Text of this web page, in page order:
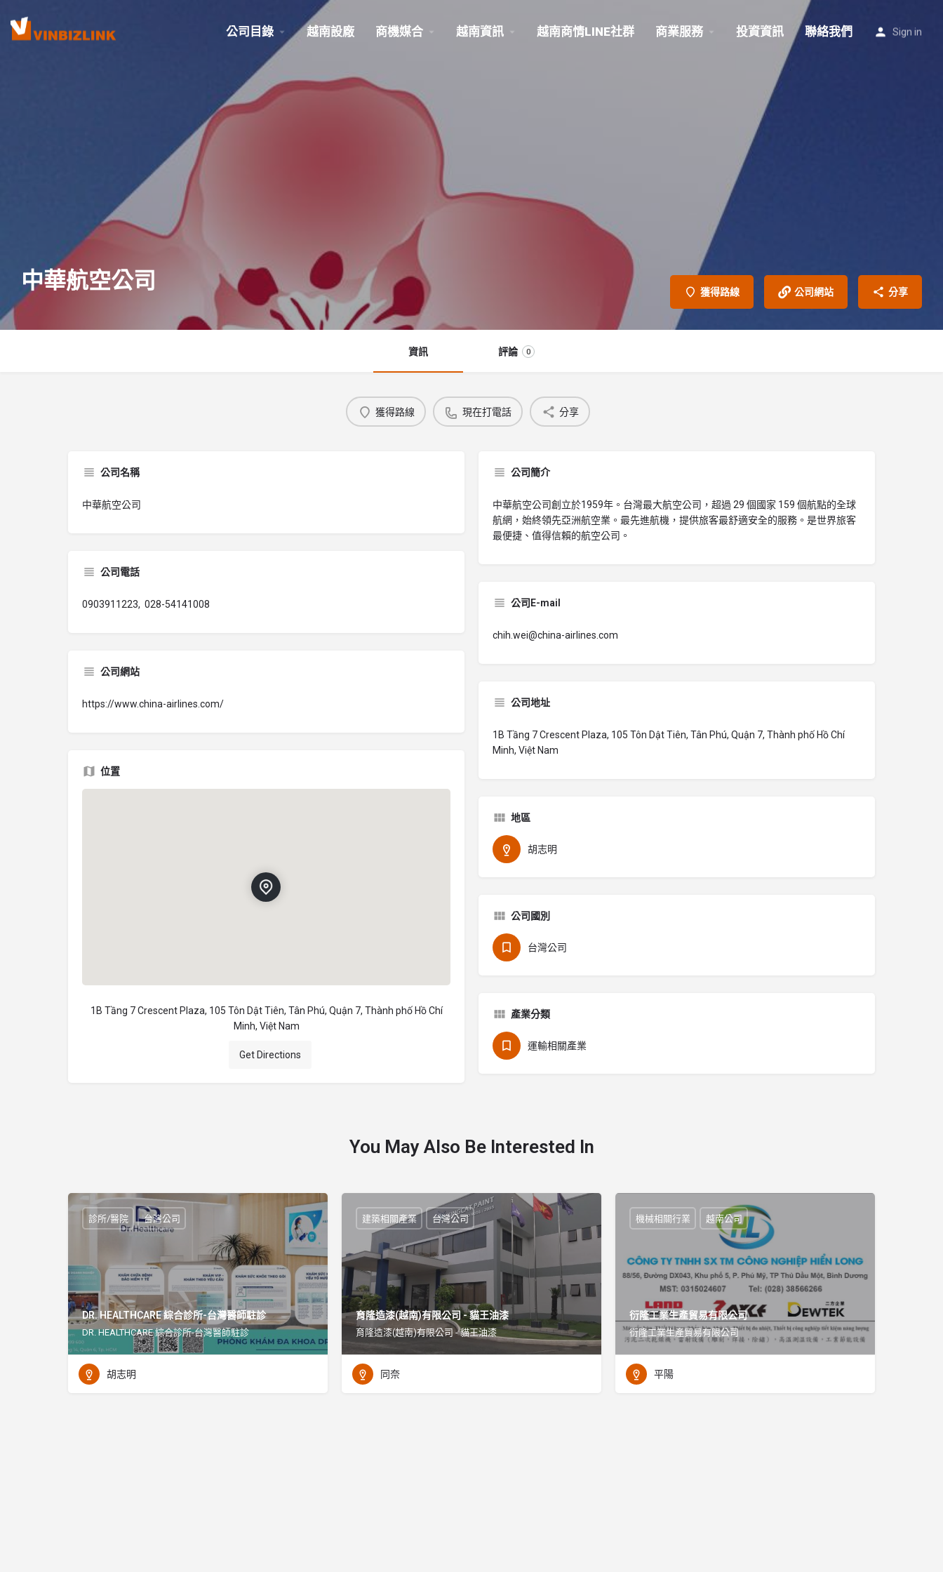
公司目錄 越南設廠 商機媒合 越南資訊 越南商情LINE社群 商業服務 投資資訊 聯絡我們 Sign in
中華航空公司 獲得路線 公司網站 分享
資訊 評論 0
獲得路線 現在打電話 分享
公司名稱
中華航空公司
公司簡介
中華航空公司創立於1959年。台灣最大航空公司，超過 29 個國家 159 個航點的全球
航網，始終領先亞洲航空業。最先進航機，提供旅客最舒適安全的服務。是世界旅客
最便捷、值得信賴的航空公司。
公司電話
0903911223, 028-54141008 公司E-mail
chih.wei@china-airlines.com
公司網站
https://www.china-airlines.com/ 公司地址
1B Tầng 7 Crescent Plaza, 105 Tôn Dật Tiên, Tân Phú, Quận 7, Thành phố Hồ Chí
Minh, Việt Nam
位置
1B Tầng 7 Crescent Plaza, 105 Tôn Dật Tiên, Tân Phú, Quận 7, Thành phố Hồ Chí
Minh, Việt Nam
Get Directions
地區
胡志明
公司國別
台灣公司
產業分類
運輸相關產業
You May Also Be Interested In
DR. HEALTHCARE 綜合診所-台灣醫師駐診
DR. HEALTHCARE 綜合診所-台灣醫師駐診
診所/醫院 台灣公司
胡志明
育隆造漆(越南)有限公司 - 貓王油漆
育隆造漆(越南)有限公司 - 貓王油漆
建築相關產業 台灣公司
同奈
衍隆工業生產貿易有限公司
衍隆工業生產貿易有限公司
機械相關行業 越南公司
平陽